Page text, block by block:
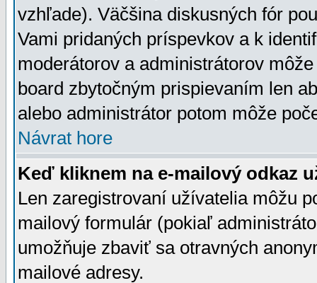
vzhľade). Väčšina diskusných fór
Vami pridaných príspevkov a k
moderátorov a administrátorov
board zbytočným prispievaním len
alebo administrátor potom môže
Návrat hore
Keď kliknem na e-mailový odkaz
Len zaregistrovaní užívatelia môžu
mailový formulár (pokiaľ
umožňuje zbaviť sa otravných
mailové adresy.